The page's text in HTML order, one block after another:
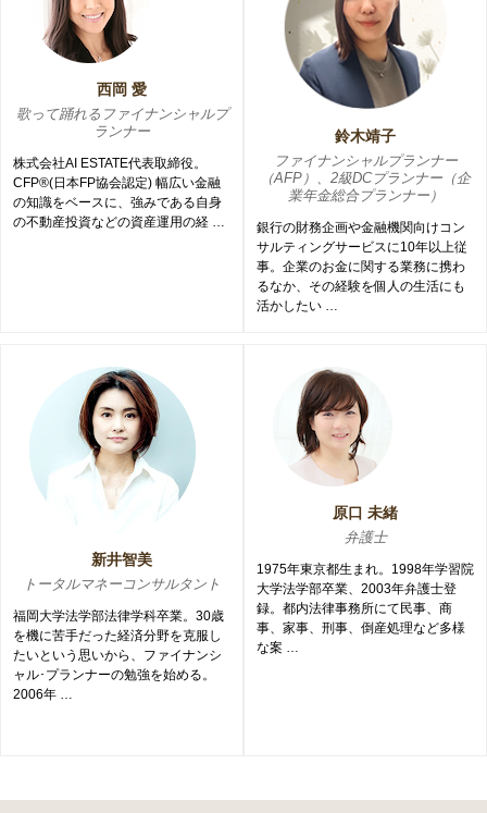
西岡 愛
歌って踊れるファイナンシャルプ
ランナー
株式会社AI ESTATE代表取締役。
CFP®(日本FP協会認定) 幅広い金融
の知識をベースに、強みである自身
の不動産投資などの資産運用の経 …
鈴木靖子
ファイナンシャルプランナー
（AFP）、2級DCプランナー（企
業年金総合プランナー）
銀行の財務企画や金融機関向けコン
サルティングサービスに10年以上従
事。企業のお金に関する業務に携わ
るなか、その経験を個人の生活にも
活かしたい …
新井智美
トータルマネーコンサルタント
福岡大学法学部法律学科卒業。30歳
を機に苦手だった経済分野を克服し
たいという思いから、ファイナンシ
ャル･プランナーの勉強を始める。
2006年 …
原口 未緒
弁護士
1975年東京都生まれ。1998年学習院
大学法学部卒業、2003年弁護士登
録。都内法律事務所にて民事、商
事、家事、刑事、倒産処理など多様
な案 …